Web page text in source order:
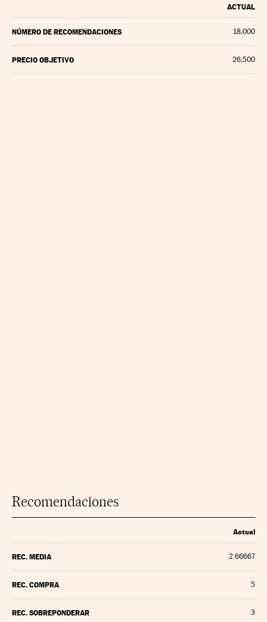
ACTUAL
NÚMERO DE RECOMENDACIONES 18,000
PRECIO OBJETIVO 26,500
Recomendaciones
Actual
REC. MEDIA 2.66667
REC. COMPRA 5
REC. SOBREPONDERAR 3